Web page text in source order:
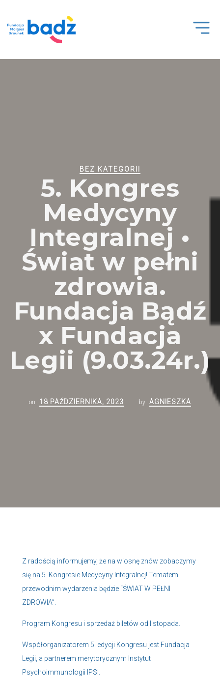
Open
BEZ KATEGORII
5. Kongres
Medycyny
Integralnej •
Świat w pełni
zdrowia.
Fundacja Bądź
x Fundacja
Legii (9.03.24r.)
on 18 PAŹDZIERNIKA, 2023 by AGNIESZKA
Z radością informujemy, że na wiosnę znów zobaczymy
się na 5. Kongresie Medycyny Integralnej! Tematem
przewodnim wydarzenia będzie “ŚWIAT W PEŁNI
ZDROWIA”.
Program Kongresu i sprzedaż biletów od listopada.
Współorganizatorem 5. edycji Kongresu jest Fundacja
Legii, a partnerem merytorycznym Instytut
Psychoimmunologii IPSI.